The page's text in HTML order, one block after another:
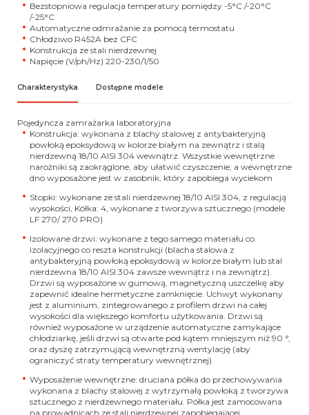
Bezstopniowa regulacja temperatury pomiędzy -5°C /-20°C
/-25°C
Automatyczne odmrażanie za pomocą termostatu
Chłodziwo R452A bez CFC
Konstrukcja ze stali nierdzewnej
Napięcie (V/ph/Hz) 220-230/1/50
Charakterystyka Dostępne modele
Pojedyncza zamrażarka laboratoryjna
Konstrukcja: wykonana z blachy stalowej z antybakteryjną
powłoką epoksydową w kolorze białym na zewnątrz i stalą
nierdzewną 18/10 AISI 304 wewnątrz. Wszystkie wewnętrzne
narożniki są zaokrąglone, aby ułatwić czyszczenie, a wewnętrzne
dno wyposażone jest w zasobnik, który zapobiega wyciekom
Stopki: wykonane ze stali nierdzewnej 18/10 AISI 304, z regulacją
wysokości, Kółka: 4, wykonane z tworzywa sztucznego (modele
LF 270/ 270 PRO)
Izolowane drzwi: wykonane z tego samego materiału co
izolacyjnego co reszta konstrukcji (blacha stalowa z
antybakteryjną powłoką epoksydową w kolorze białym lub stal
nierdzewna 18/10 AISI 304 zawsze wewnątrz i na zewnątrz).
Drzwi są wyposażone w gumową, magnetyczną uszczelkę aby
zapewnić idealne hermetyczne zamknięcie. Uchwyt wykonany
jest z aluminium, zintegrowanego z profilem drzwi na całej
wysokości dla większego komfortu użytkowania. Drzwi są
również wyposażone w urządzenie automatyczne zamykające
chłodziarkę, jeśli drzwi są otwarte pod kątem mniejszym niż 90 °,
oraz dyszę zatrzymującą wewnętrzną wentylację (aby
ograniczyć straty temperatury wewnętrznej)
Wyposażenie wewnętrzne: druciana półka do przechowywania
wykonana z blachy stalowej z wytrzymałą powłoką z tworzywa
sztucznego z nierdzewnego materiału. Półka jest zamocowana
na prowadnicach ze stali nierdzewnej zapobiegającej